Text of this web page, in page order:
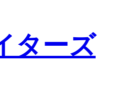
ターズ